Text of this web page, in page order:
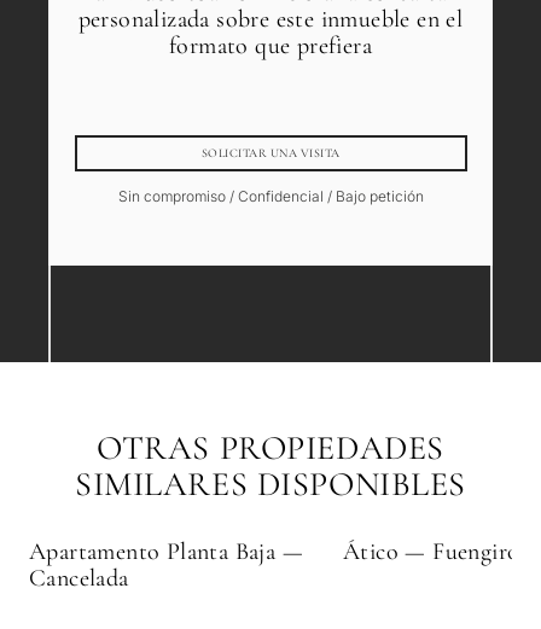
personalizada sobre este inmueble en el
formato que prefiera
SOLICITAR UNA VISITA
Sin compromiso / Confidencial / Bajo petición
OTRAS PROPIEDADES
SIMILARES DISPONIBLES
Apartamento Planta Baja —
Cancelada
Ático — Fuengirola